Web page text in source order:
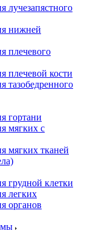
лучезапястного
нижней
плечевого
плечевой кости
тазобедренного
гортани
мягких с
мягких тканей
грудной клетки
легких
органов